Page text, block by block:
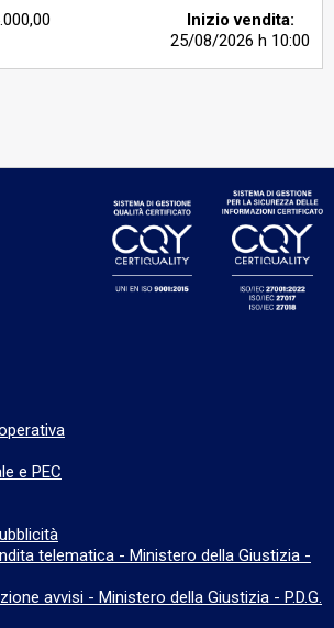
Inizio vendita:
25/08/2026 h 10:00
e PEC
telematica - Ministero della Giustizia -
avvisi - Ministero della Giustizia - P.D.G.